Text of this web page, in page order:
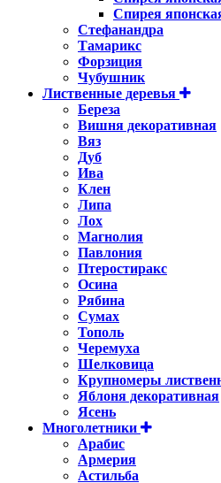
Спирея
Стефанандра
Тамарикс
Форзиция
Чубушник
Лиственные деревья
Береза
Вишня декоративная
Вяз
Дуб
Ива
Клен
Липа
Лох
Магнолия
Павлония
Птеростиракс
Осина
Рябина
Сумах
Тополь
Черемуха
Шелковица
Крупномеры
Яблоня декоративная
Ясень
Многолетники
Арабис
Армерия
Астильбa